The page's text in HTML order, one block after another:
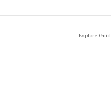
Explore